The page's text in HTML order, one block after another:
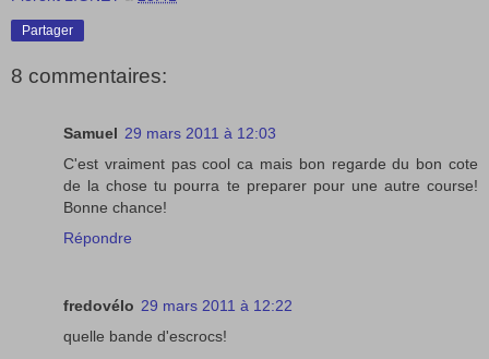
Partager
8 commentaires:
Samuel 29 mars 2011 à 12:03
C'est vraiment pas cool ca mais bon regarde du bon cote
de la chose tu pourra te preparer pour une autre course!
Bonne chance!
Répondre
fredovélo 29 mars 2011 à 12:22
quelle bande d'escrocs!